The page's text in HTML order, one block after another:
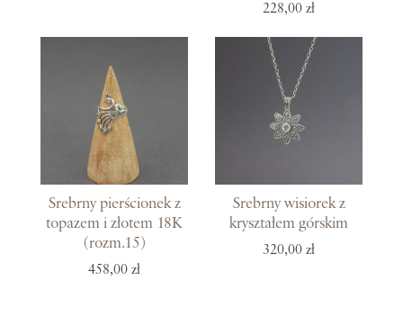
228,00 zł
Srebrny pierścionek z
topazem i złotem 18K
(rozm.15)
458,00 zł
Srebrny wisiorek z
kryształem górskim
320,00 zł